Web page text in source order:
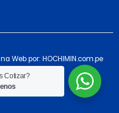
Web por: HOCHIMIN.com.pe
Cotizar?